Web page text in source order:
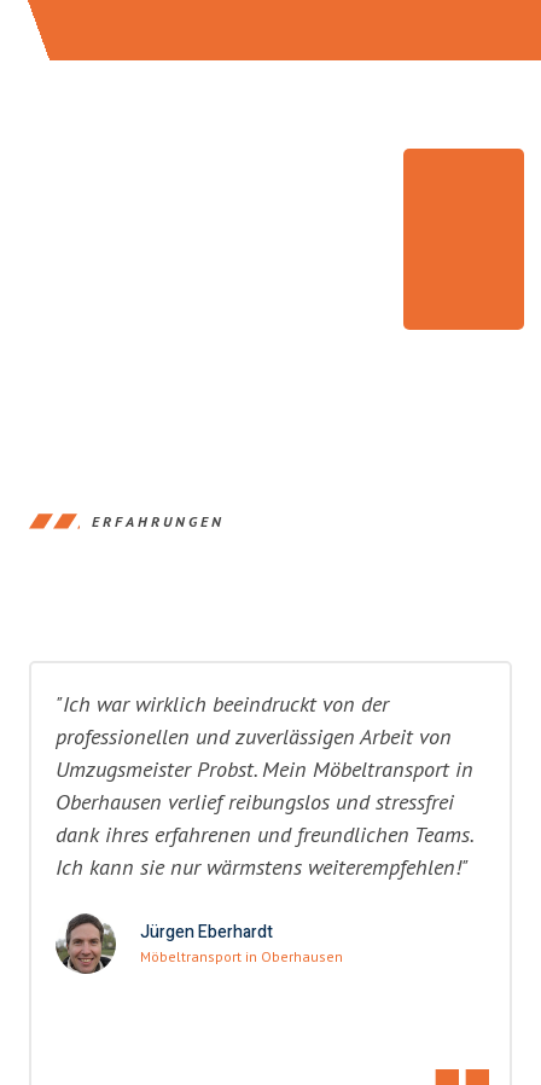
ERFAHRUNGEN
"Ich war wirklich beeindruckt von der
professionellen und zuverlässigen Arbeit von
Umzugsmeister Probst. Mein Möbeltransport in
Oberhausen verlief reibungslos und stressfrei
dank ihres erfahrenen und freundlichen Teams.
Ich kann sie nur wärmstens weiterempfehlen!"
Jürgen Eberhardt
Möbeltransport in Oberhausen